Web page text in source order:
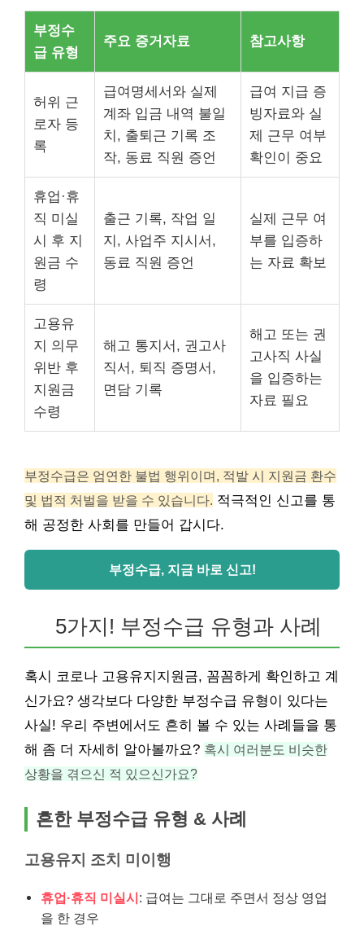
부정수
급 유형
주요 증거자료 참고사항
허위 근
로자 등
록
급여명세서와 실제
계좌 입금 내역 불일
치, 출퇴근 기록 조
작, 동료 직원 증언
급여 지급 증
빙자료와 실
제 근무 여부
확인이 중요
휴업·휴
직 미실
시 후 지
원금 수
령
출근 기록, 작업 일
지, 사업주 지시서,
동료 직원 증언
실제 근무 여
부를 입증하
는 자료 확보
고용유
지 의무
위반 후
지원금
수령
해고 통지서, 권고사
직서, 퇴직 증명서,
면담 기록
해고 또는 권
고사직 사실
을 입증하는
자료 필요
부정수급은 엄연한 불법 행위이며, 적발 시 지원금 환수
및 법적 처벌을 받을 수 있습니다. 적극적인 신고를 통
해 공정한 사회를 만들어 갑시다.
부정수급, 지금 바로 신고!
5가지! 부정수급 유형과 사례
혹시 코로나 고용유지지원금, 꼼꼼하게 확인하고 계
신가요? 생각보다 다양한 부정수급 유형이 있다는
사실! 우리 주변에서도 흔히 볼 수 있는 사례들을 통
해 좀 더 자세히 알아볼까요? 혹시 여러분도 비슷한
상황을 겪으신 적 있으신가요?
흔한 부정수급 유형 & 사례
고용유지 조치 미이행
휴업·휴직 미실시: 급여는 그대로 주면서 정상 영업
을 한 경우